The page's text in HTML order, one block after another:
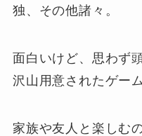
独、その他諸々。
面白いけど、思わず
沢山用意されたゲー
家族や友人と楽しむ